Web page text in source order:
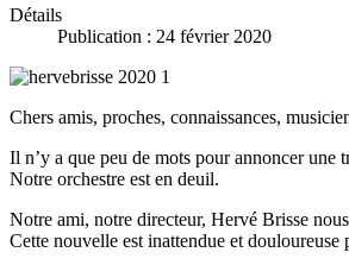
Détails
Publication : 24 février 2020
Chers amis, proches, connaissances,
Il n’y a que peu de mots pour annoncer une
Notre orchestre est en deuil.
Notre ami, notre directeur, Hervé Brisse
Cette nouvelle est inattendue et douloureuse